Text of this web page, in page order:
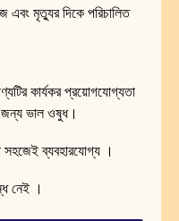
এবং মৃত্যুর দিকে পরিচালিত
কার্যকর প্রয়োগযোগ্যতা
জন্য ভাল ওষুধ।
ব্যবহারযোগ্য ।
নেই ।